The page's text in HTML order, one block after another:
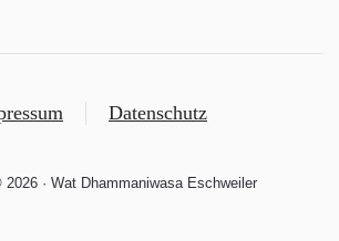
Datenschutz
2026· Wat Dhammaniwasa Eschweiler